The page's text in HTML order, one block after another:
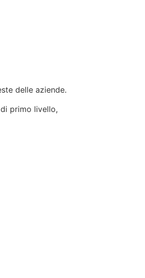
delle aziende.
primo livello,